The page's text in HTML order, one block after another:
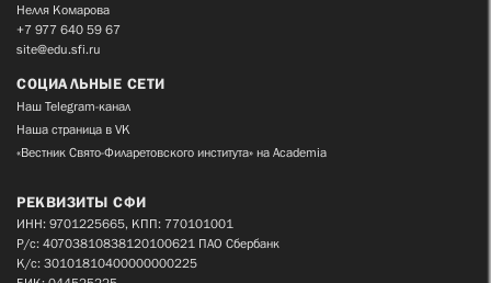
Нелля Комарова
+7 977 640 59 67
site@edu.sfi.ru
СОЦИАЛЬНЫЕ СЕТИ
Наш Telegram-канал
Наша страница в VK
«Вестник Свято-Филаретовского института» на Academia
РЕКВИЗИТЫ СФИ
ИНН: 9701225665, КПП: 770101001
Р/с: 40703810838120100621 ПАО Сбербанк
К/с: 30101810400000000225